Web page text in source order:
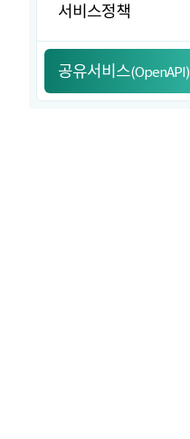
서비스정책
공유서비스(OpenAPI)